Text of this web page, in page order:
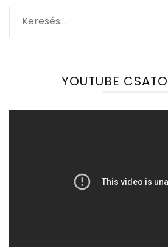
Keresés:
YOUTUBE